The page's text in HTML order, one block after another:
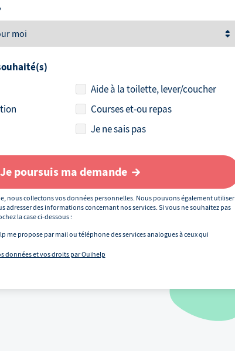
Aide à la toilette, lever/coucher
Courses et-ou repas
Je ne sais pas
Je poursuis ma demande
nous collectons vos données personnelles. Nous pouvons également utiliser
des informations concernant nos services. Si vous ne souhaitez pas
la case ci-dessous :
me propose par mail ou téléphone des services analogues à ceux qui
données et vos droits par Ouihelp